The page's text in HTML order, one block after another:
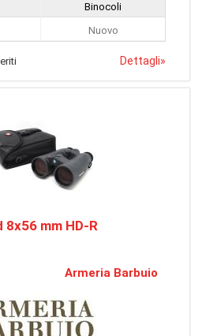
Binocoli
Nuovo
Dettagli»
8x56 mm HD-R
Armeria Barbuio